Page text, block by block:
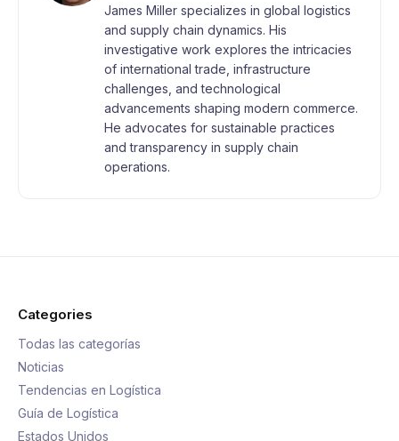
James Miller specializes in global logistics
and supply chain dynamics. His
investigative work explores the intricacies
of international trade, infrastructure
challenges, and technological
advancements shaping modern commerce.
He advocates for sustainable practices
and transparency in supply chain
operations.
Categories
Todas las categorías
Noticias
Tendencias en Logística
Guía de Logística
Estados Unidos